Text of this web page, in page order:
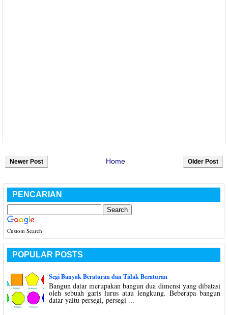
Newer Post Older Post
Home
PENCARIAN
Custom Search
POPULAR POSTS
Segi Banyak Beraturan dan Tidak Beraturan
Bangun datar merupakan bangun dua dimensi yang dibatasi
oleh sebuah garis lurus atau lengkung. Beberapa bangun
datar yaitu persegi, persegi ...